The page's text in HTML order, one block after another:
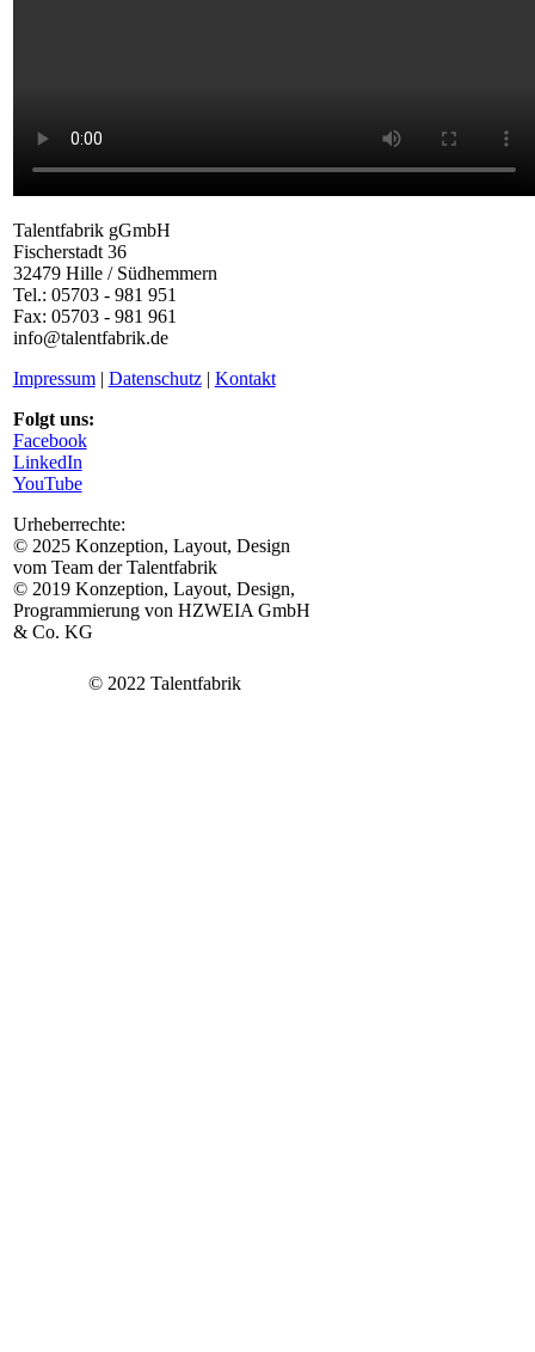
Talentfabrik gGmbH
Fischerstadt 36
32479 Hille / Südhemmern
Tel.: 05703 - 981 951
Fax: 05703 - 981 961
info@talentfabrik.de
Impressum| Datenschutz| Kontakt
Folgt uns:
Facebook
LinkedIn
YouTube
Urheberrechte:
© 2025 Konzeption, Layout, Design
vom Team der Talentfabrik
© 2019 Konzeption, Layout, Design,
Programmierung von HZWEIA GmbH
& Co. KG
© 2022 Talentfabrik